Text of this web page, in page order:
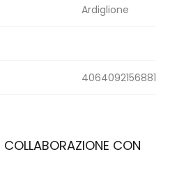
Ardiglione
4064092156881
CON